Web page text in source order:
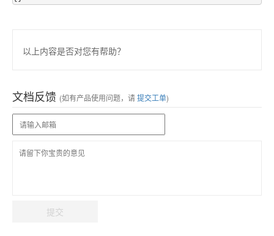
以上内容是否对您有帮助？
文档反馈 (如有产品使用问题，请提交工单)
提交